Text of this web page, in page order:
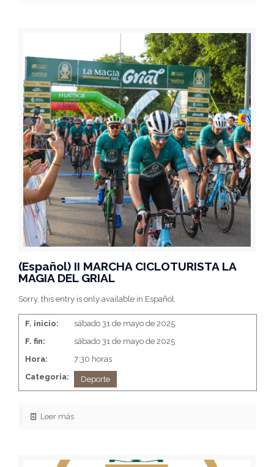
(Español) II MARCHA CICLOTURISTA LA
MAGIA DEL GRIAL
Sorry, this entry is only available in Español.
F. inicio:
sábado 31 de mayo de 2025
F. fin:
sábado 31 de mayo de 2025
Hora:
7:30 horas
Categoria:
Deporte
Leer más